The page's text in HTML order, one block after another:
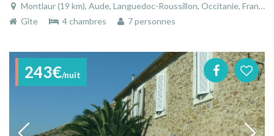
Montlaur (19 km), Aude, Languedoc-Roussillon, Occitanie, France
Gîte
4 chambres 7 personnes
243€/nuit